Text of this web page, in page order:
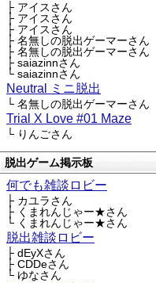
├ アイスさん
├ アイスさん
├ アイスさん
├ 名無しの脱出ゲーマーさん
├ 名無しの脱出ゲーマーさん
├ saiazinnさん
└ saiazinnさん
Neutral ミニ脱出
└ 名無しの脱出ゲーマーさん
Trial X Love #01 Maze
└ りんごさん
脱出ゲーム掲示板
何でも雑談ロビー
├ カユラさん
├ くまれんじゃー★さん
└ くまれんじゃー★さん
脱出雑談ロビー
├ dEyXさん
├ CDDeさん
└ ゆなさん